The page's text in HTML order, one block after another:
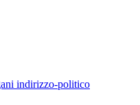
indirizzo-politico